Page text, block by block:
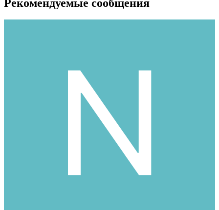
Рекомендуемые сообщения